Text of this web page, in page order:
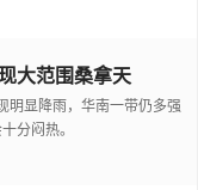
大范围桑拿天
明显降雨，华南一带仍多强
分闷热。